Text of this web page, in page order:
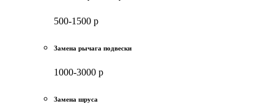
500-1500 р
Замена рычага подвески
1000-3000 р
Замена шруса